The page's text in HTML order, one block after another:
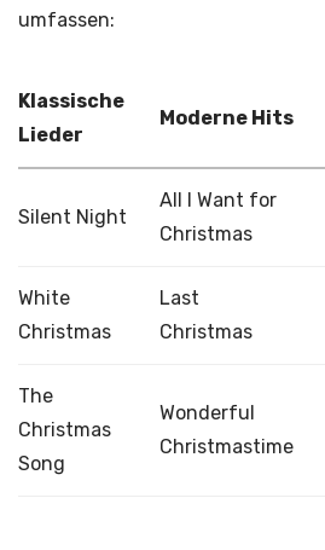
umfassen:
Klassische
Lieder
Moderne Hits
Silent Night
All I Want for
Christmas
White
Christmas
Last
Christmas
The
Christmas
Song
Wonderful
Christmastime